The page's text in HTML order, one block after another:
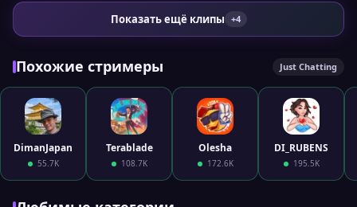
Показать ещё клипы +4
Похожие стримеры Just Chatting
DimanJapan
55.7K
Terablade
108.7K
Olesha
172.6K
DI_RUBENS
195.5K